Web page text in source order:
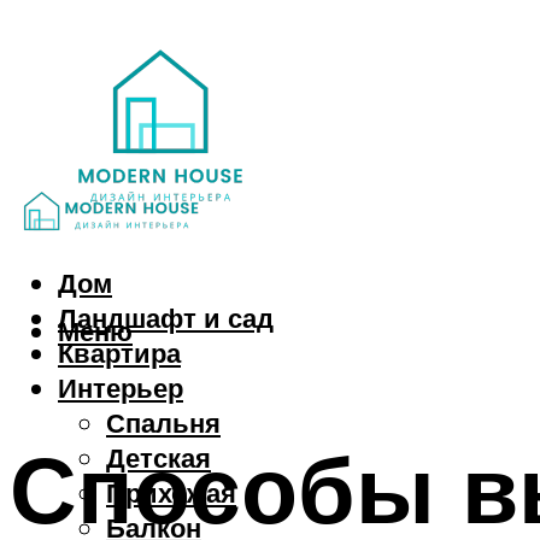
Дом
Ландшафт и сад
Квартира
Интерьер
Спальня
Детская
Прихожая
Балкон
Меню
Способы